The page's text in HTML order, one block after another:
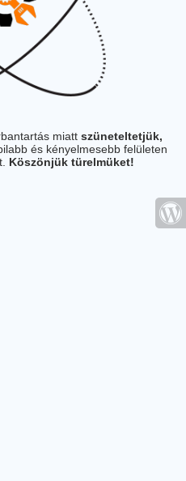
miatt szüneteltetjük,
és kényelmesebb felületen
Köszönjük türelmüket!